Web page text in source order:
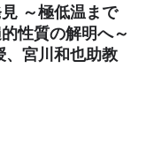
～極低温まで
性質の解明へ～
、宮川和也助教